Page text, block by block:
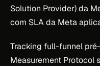
Solution Provider) da
com SLA da Meta
Tracking full-funnel
Measurement Protocol